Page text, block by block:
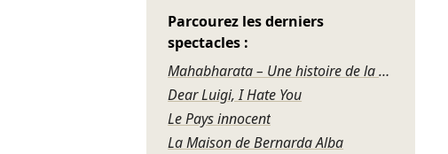
Parcourez les derniers
spectacles :
Mahabharata – Une histoire de la violence
Dear Luigi, I Hate You
Le Pays innocent
La Maison de Bernarda Alba